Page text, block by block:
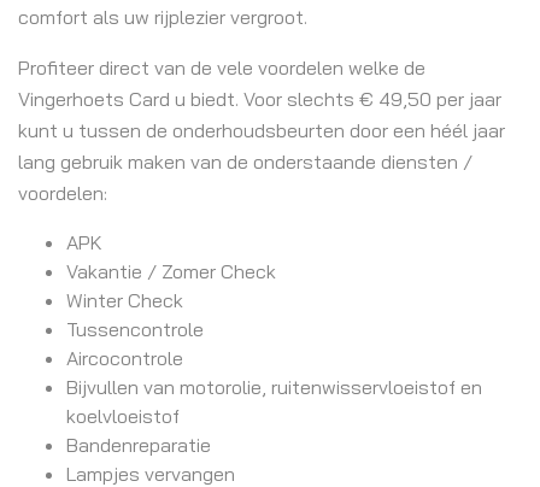
comfort als uw rijplezier vergroot.
Profiteer direct van de vele voordelen welke de
Vingerhoets Card u biedt. Voor slechts € 49,50 per jaar
kunt u tussen de onderhoudsbeurten door een héél jaar
lang gebruik maken van de onderstaande diensten /
voordelen:
APK
Vakantie / Zomer Check
Winter Check
Tussencontrole
Aircocontrole
Bijvullen van motorolie, ruitenwisservloeistof en
koelvloeistof
Bandenreparatie
Lampjes vervangen